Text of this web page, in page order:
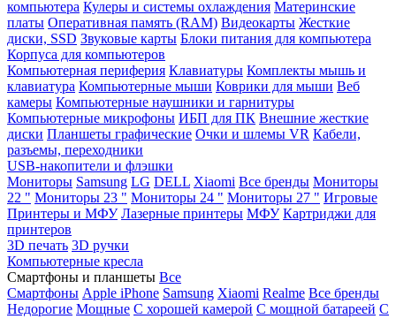
компьютера Кулеры и системы охлаждения Материнские
платы Оперативная память (RAM) Видеокарты Жесткие
диски, SSD Звуковые карты Блоки питания для компьютера
Корпуса для компьютеров
Компьютерная периферия Клавиатуры Комплекты мышь и
клавиатура Компьютерные мыши Коврики для мыши Веб
камеры Компьютерные наушники и гарнитуры
Компьютерные микрофоны ИБП для ПК Внешние жесткие
диски Планшеты графические Очки и шлемы VR Кабели,
разъемы, переходники
USB-накопители и флэшки
Мониторы Samsung LG DELL Xiaomi Все бренды Мониторы
22 " Мониторы 23 " Мониторы 24 " Мониторы 27 " Игровые
Принтеры и МФУ Лазерные принтеры МФУ Картриджи для
принтеров
3D печать 3D ручки
Компьютерные кресла
Смартфоны и планшеты Все
Смартфоны Apple iPhone Samsung Xiaomi Realme Все бренды
Недорогие Мощные С хорошей камерой С мощной батареей С